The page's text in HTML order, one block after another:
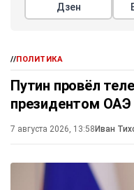
Дзен
//ПОЛИТИКА
Путин провёл
президентом ОАЭ
7 августа 2026, 13:58Иван